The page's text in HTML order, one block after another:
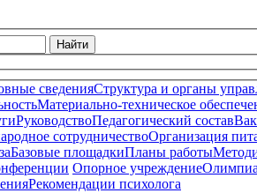
Найти
сведенияСтруктура и органы
Материально-техническое
РуководствоПедагогический состав
сотрудничествоОрганизация
Базовые площадкиПланы работы
Опорное учреждение
Рекомендации психолога